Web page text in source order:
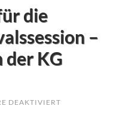
die
–
KG
DEAKTIVIERT